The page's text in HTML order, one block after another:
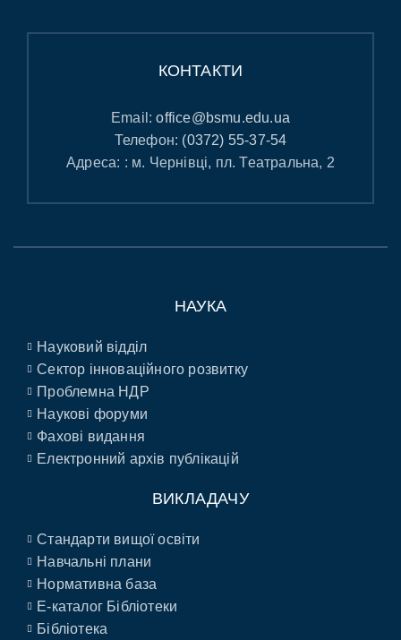
КОНТАКТИ
Email:office@bsmu.edu.ua
Телефон: (0372) 55-37-54
Адреса: : м. Чернівці, пл. Театральна, 2
НАУКА
Науковий відділ
Сектор інноваційного розвитку
Проблемна НДР
Наукові форуми
Фахові видання
Електронний архів публікацій
ВИКЛАДАЧУ
Стандарти вищої освіти
Навчальні плани
Нормативна база
E-каталог Бібліотеки
Бібліотека